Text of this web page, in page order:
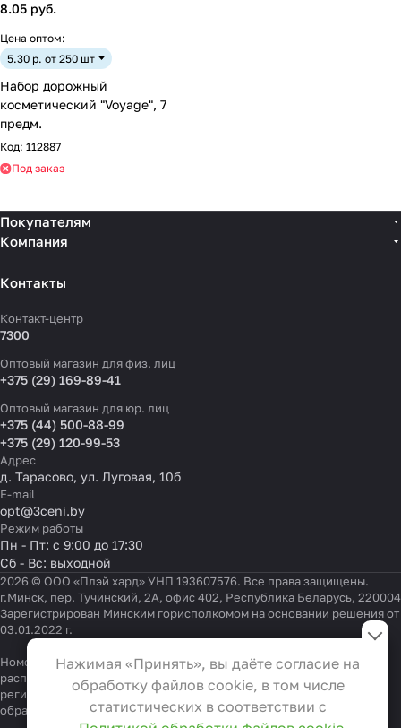
8.05 руб.
Цена оптом:
5.30 р. от 250 шт
Набор дорожный
косметический "Voyage", 7
предм.
Код: 112887
Под заказ
Покупателям
Компания
Контакты
Контакт-центр
7300
Оптовый магазин для физ. лиц
+375 (29) 169-89-41
Оптовый магазин для юр. лиц
+375 (44) 500-88-99
+375 (29) 120-99-53
Адрес
д. Тарасово, ул. Луговая, 10б
E-mail
opt@3ceni.by
Режим работы
Пн - Пт: с 9:00 до 17:30
Сб - Вс: выходной
2026 © ООО «Плэй хард» УНП 193607576. Все права защищены.
г.Минск, пер. Тучинский, 2А, офис 402, Республика Беларусь, 220004
Зарегистрирован Минским горисполкомом на основании решения от
03.01.2022 г.
Номер телефона работников местных исполнительных и
распорядительных органов по месту государственной
регистрации ООО «Плэй хард», уполномоченных рассматривать
обращения покупателей:+375 17 323-41-58,+375 17 370-30-64
Настройки файлов cookie
Функциональные
Эти файлы необходимы для
функционирования сайта и не
могут быть отключены в наших
Нажимая «Принять», вы даёте согласие на
обработку файлов cookie, в том числе
статистических в соответствии с